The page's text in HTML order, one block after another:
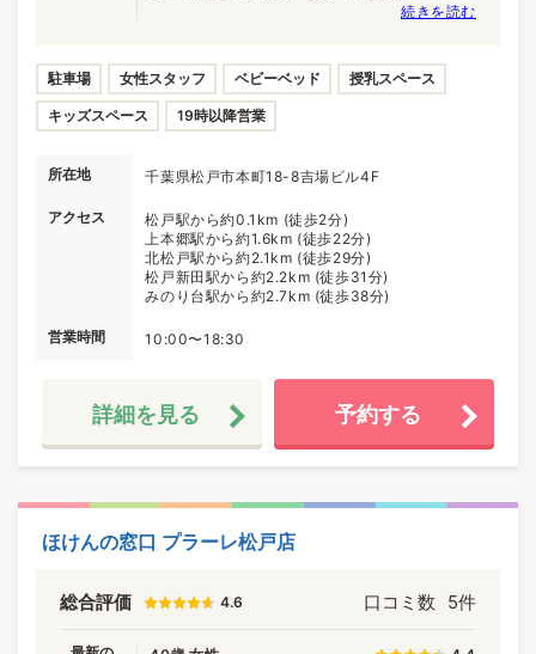
続きを読む
駐車場 女性スタッフ ベビーベッド 授乳スペース
キッズスペース 19時以降営業
所在地 千葉県松戸市本町18-8吉場ビル4F
アクセス
松戸駅から約0.1km (徒歩2分)
上本郷駅から約1.6km (徒歩22分)
北松戸駅から約2.1km (徒歩29分)
松戸新田駅から約2.2km (徒歩31分)
みのり台駅から約2.7km (徒歩38分)
営業時間 10:00〜18:30
詳細を見る 予約する
ほけんの窓口 プラーレ松戸店
総合評価 4.6 口コミ数 5件